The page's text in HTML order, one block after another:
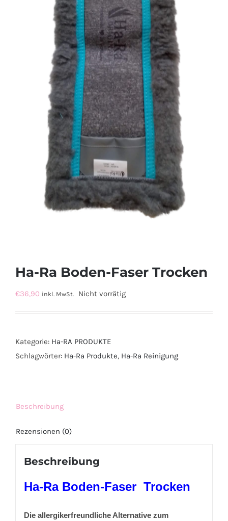
Ha-Ra Boden-Faser Trocken
€36,90 inkl. MwSt. Nicht vorrätig
Kategorie: Ha-RA PRODUKTE
Schlagwörter: Ha-Ra Produkte, Ha-Ra Reinigung
Beschreibung
Rezensionen (0)
Beschreibung
Ha-Ra Boden-Faser Trocken
Die allergikerfreundliche Alternative zum